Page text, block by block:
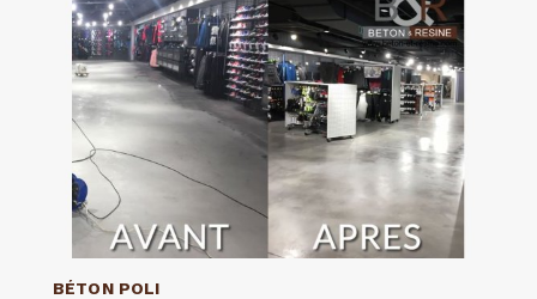
BÉTON POLI